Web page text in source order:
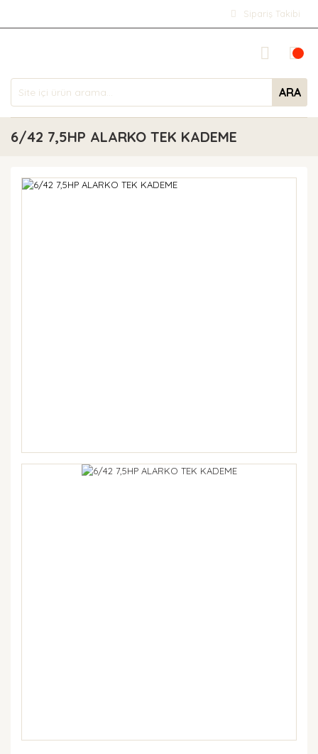
Sipariş Takibi
ARA
6/42 7,5HP ALARKO TEK KADEME